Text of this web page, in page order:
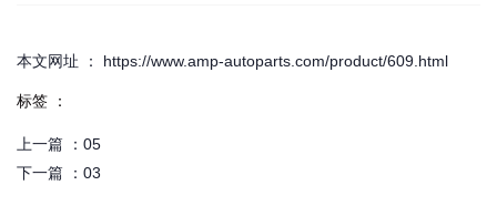
本文网址 ： https://www.amp-autoparts.com/product/609.html
标签 ：
上一篇 ： 05
下一篇 ： 03